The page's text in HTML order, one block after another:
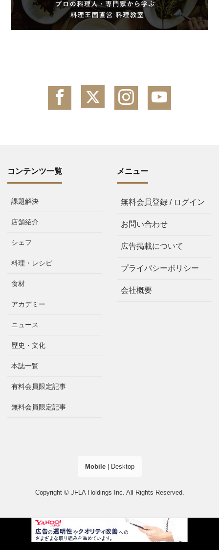
コンテンツ一覧
課題解決
店舗紹介
シェフ
料理・レシピ
食材
アカデミー
ニュース
歴史・文化
本誌一覧
有料会員限定記事
無料会員限定記事
メニュー
無料会員登録 / ログイン
お問い合わせ
広告掲載について
プライバシーポリシー
会社概要
Mobile| Desktop
Copyright © JFLA Holdings Inc. All Rights Reserved.